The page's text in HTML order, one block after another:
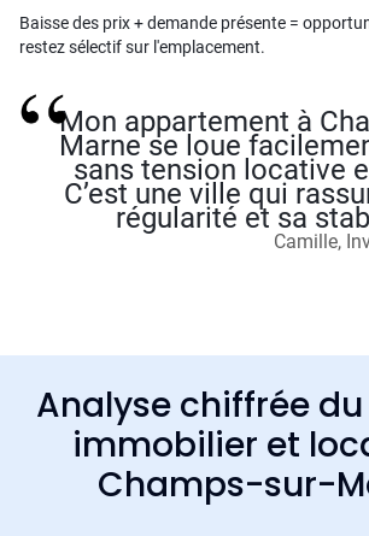
Baisse des prix + demande présente =
restez sélectif sur l'emplacement.
Mon appartement à
Marne se loue
sans tension locative
C’est une ville qui
régularité et sa
Camille,
Analyse chiffrée
immobilier et
Champs-sur-